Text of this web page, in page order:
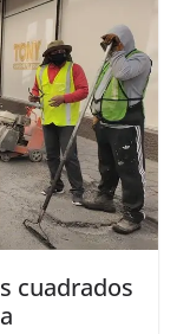
cuadrados